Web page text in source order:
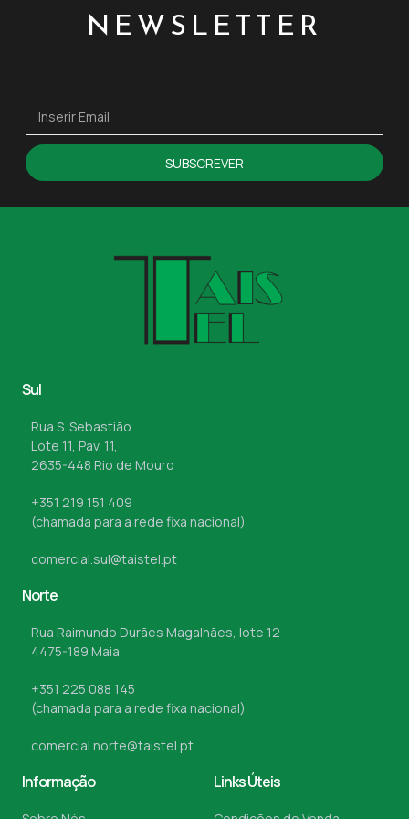
NEWSLETTER
SUBSCREVER
Sul
Rua S. Sebastião
Lote 11, Pav. 11,
2635-448 Rio de Mouro
+351 219 151 409
(chamada para a rede fixa nacional)
comercial.sul@taistel.pt
Norte
Rua Raimundo Durães Magalhães, lote 12
4475-189 Maia
+351 225 088 145
(chamada para a rede fixa nacional)
comercial.norte@taistel.pt
Informação Links Úteis